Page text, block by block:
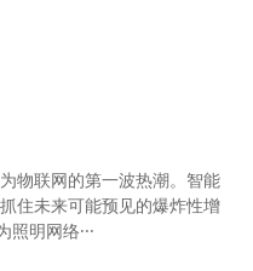
物联网的第一波热潮。智能
住未来可能预见的爆炸性增
明网络···